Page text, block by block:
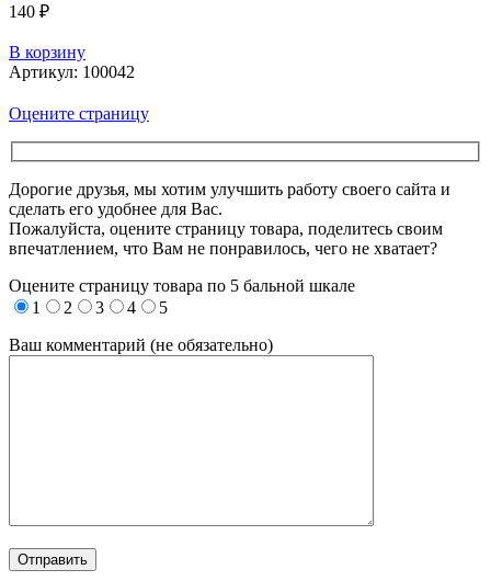
140 ₽
В корзину
Артикул: 100042
Оцените страницу
Дорогие друзья, мы хотим улучшить работу своего сайта и
сделать его удобнее для Вас.
Пожалуйста, оцените страницу товара, поделитесь своим
впечатлением, что Вам не понравилось, чего не хватает?
Оцените страницу товара по 5 бальной шкале
1
2 3 4
5
Ваш комментарий (не обязательно)